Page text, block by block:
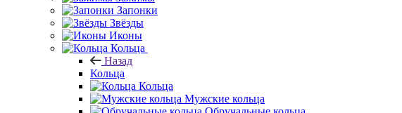
Запонки
Звёзды
Иконы
Кольца
Назад
Кольца
Кольца
Мужские кольца